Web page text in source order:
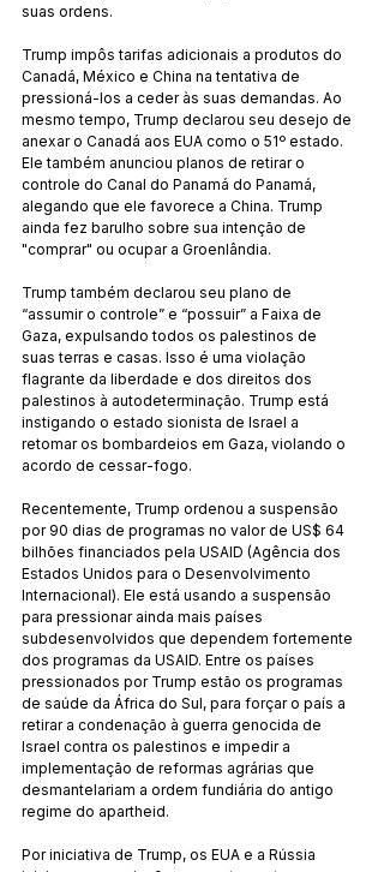
suas ordens.
Trump impôs tarifas adicionais a produtos do
Canadá, México e China na tentativa de
pressioná-los a ceder às suas demandas. Ao
mesmo tempo, Trump declarou seu desejo de
anexar o Canadá aos EUA como o 51º estado.
Ele também anunciou planos de retirar o
controle do Canal do Panamá do Panamá,
alegando que ele favorece a China. Trump
ainda fez barulho sobre sua intenção de
"comprar" ou ocupar a Groenlândia.
Trump também declarou seu plano de
“assumir o controle” e “possuir” a Faixa de
Gaza, expulsando todos os palestinos de
suas terras e casas. Isso é uma violação
flagrante da liberdade e dos direitos dos
palestinos à autodeterminação. Trump está
instigando o estado sionista de Israel a
retomar os bombardeios em Gaza, violando o
acordo de cessar-fogo.
Recentemente, Trump ordenou a suspensão
por 90 dias de programas no valor de US$ 64
bilhões financiados pela USAID (Agência dos
Estados Unidos para o Desenvolvimento
Internacional). Ele está usando a suspensão
para pressionar ainda mais países
subdesenvolvidos que dependem fortemente
dos programas da USAID. Entre os países
pressionados por Trump estão os programas
de saúde da África do Sul, para forçar o país a
retirar a condenação à guerra genocida de
Israel contra os palestinos e impedir a
implementação de reformas agrárias que
desmantelariam a ordem fundiária do antigo
regime do apartheid.
Por iniciativa de Trump, os EUA e a Rússia